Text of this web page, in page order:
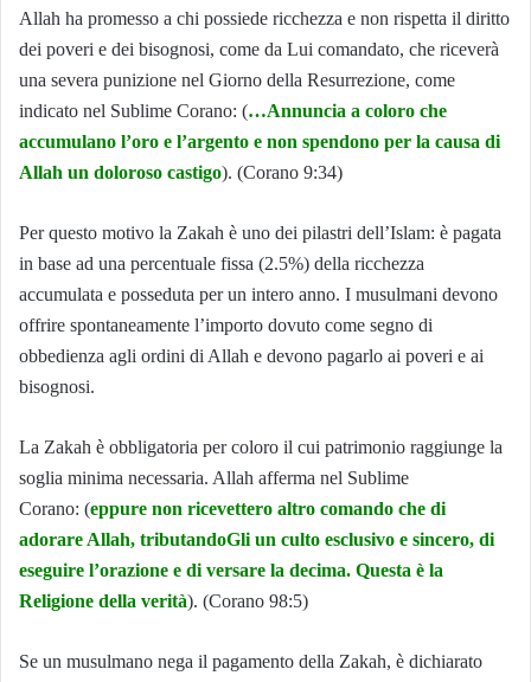
Allah ha promesso a chi possiede ricchezza e non rispetta il diritto
dei poveri e dei bisognosi, come da Lui comandato, che riceverà
una severa punizione nel Giorno della Resurrezione, come
indicato nel Sublime Corano: (…Annuncia a coloro che
accumulano l’oro e l’argento e non spendono per la causa di
Allah un doloroso castigo). (Corano 9:34)
Per questo motivo la Zakah è uno dei pilastri dell’Islam: è pagata
in base ad una percentuale fissa (2.5%) della ricchezza
accumulata e posseduta per un intero anno. I musulmani devono
offrire spontaneamente l’importo dovuto come segno di
obbedienza agli ordini di Allah e devono pagarlo ai poveri e ai
bisognosi.
La Zakah è obbligatoria per coloro il cui patrimonio raggiunge la
soglia minima necessaria. Allah afferma nel Sublime
Corano: (eppure non ricevettero altro comando che di
adorare Allah, tributandoGli un culto esclusivo e sincero, di
eseguire l’orazione e di versare la decima. Questa è la
Religione della verità). (Corano 98:5)
Se un musulmano nega il pagamento della Zakah, è dichiarato